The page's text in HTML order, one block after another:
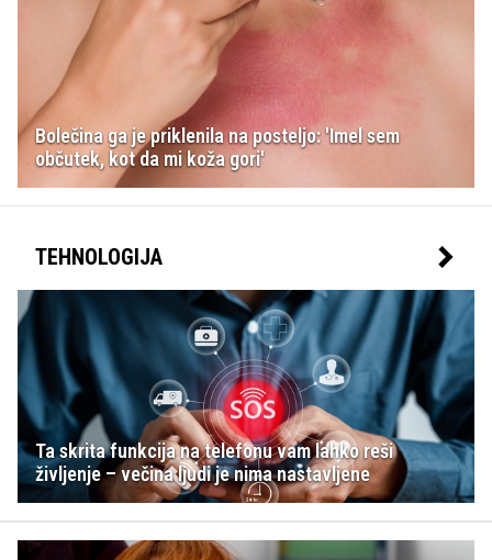
Bolečina ga je priklenila na posteljo: 'Imel sem
občutek, kot da mi koža gori'
TEHNOLOGIJA
Ta skrita funkcija na telefonu vam lahko reši
življenje – večina ljudi je nima nastavljene